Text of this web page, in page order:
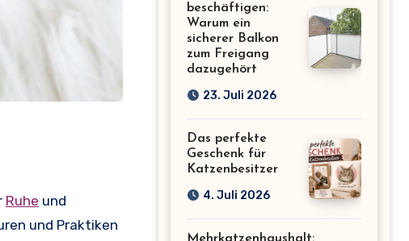
Ruhe und
und Praktiken
beschäftigen:
Warum ein
sicherer Balkon
zum Freigang
dazugehört
23. Juli 2026
Das perfekte
Geschenk für
Katzenbesitzer
4. Juli 2026
Mehrkatzenhaushalt: